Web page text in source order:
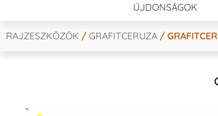
ÚJDONSÁGOK
RAJZESZKÖZÖK / GRAFITCERUZA /